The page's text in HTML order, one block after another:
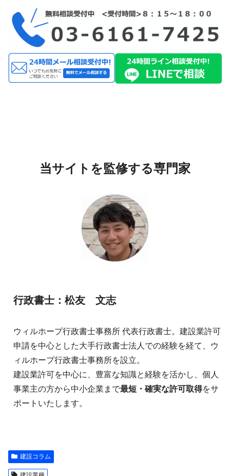
当サイトを監修する専門家
行政書士：松友 文志
ウィルホープ行政書士事務所 代表行政書士。建設業許可
申請を中心とした大手行政書士法人での経験を経て、ウ
ィルホープ行政書士事務所を設立。
建設業許可を中心に、豊富な知識と経験を活かし、個人
事業主の方から中小企業まで最短・確実な許可取得をサ
ポートいたします。
建設コラム